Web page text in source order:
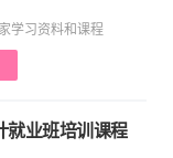
学习资料和课程
就业班培训课程